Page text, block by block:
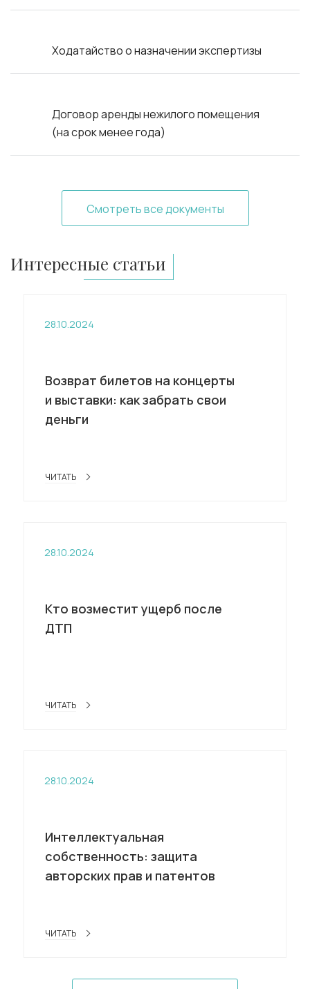
Ходатайство о назначении экспертизы
Договор аренды нежилого помещения
(на срок менее года)
Смотреть все документы
Интересные статьи
28.10.2024
Возврат билетов на концерты
и выставки: как забрать свои
деньги
ЧИТАТЬ
28.10.2024
Кто возместит ущерб после
ДТП
ЧИТАТЬ
28.10.2024
Интеллектуальная
собственность: защита
авторских прав и патентов
ЧИТАТЬ